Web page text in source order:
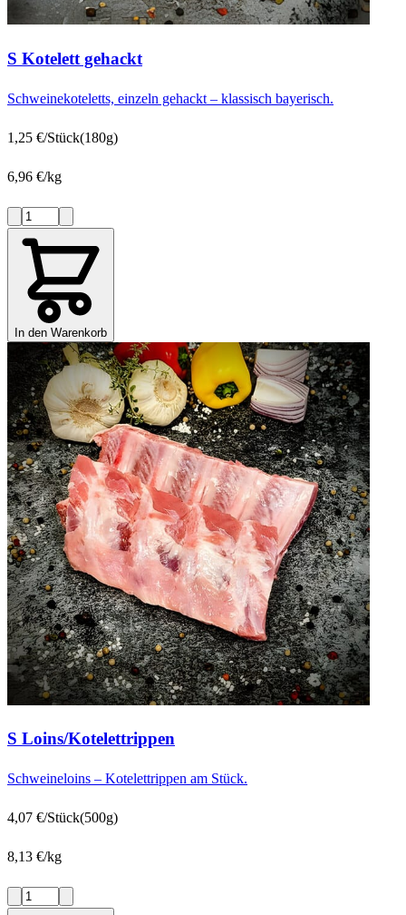
S Kotelett gehackt
Schweinekoteletts, einzeln gehackt – klassisch bayerisch.
1,25 €/Stück(180g)
6,96 €/kg
In den Warenkorb
S Loins/Kotelettrippen
Schweineloins – Kotelettrippen am Stück.
4,07 €/Stück(500g)
8,13 €/kg